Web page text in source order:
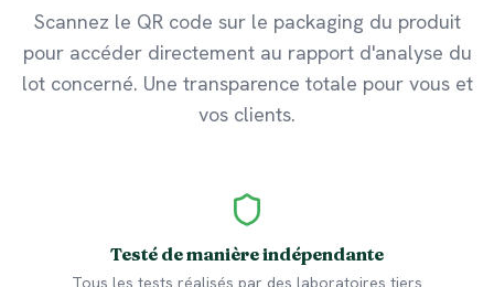
Scannez le QR code sur le packaging du produit
pour accéder directement au rapport d'analyse du
lot concerné. Une transparence totale pour vous et
vos clients.
Testé de manière indépendante
Tous les tests réalisés par des laboratoires tiers